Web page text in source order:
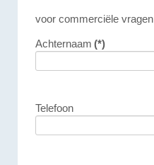
voor commerciële vragen
Achternaam (*)
Telefoon